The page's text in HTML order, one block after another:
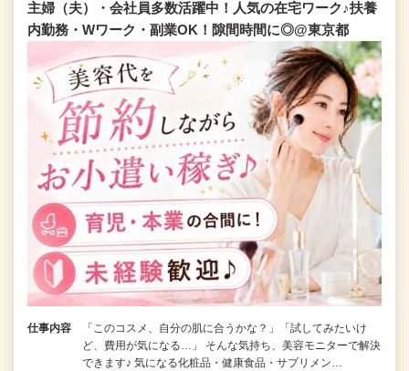
主婦（夫）・会社員多数活躍中！人気の在宅ワーク♪扶養
内勤務・Wワーク・副業OK！隙間時間に◎@東京都
仕事内容
「このコスメ、自分の肌に合うかな？」「試してみたいけ
ど、費用が気になる…」 そんな気持ち、美容モニターで解決
できます♪ 気になる化粧品・健康食品・サプリメン…